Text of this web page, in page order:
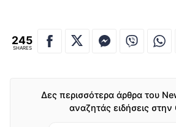
245
SHARES
Δες περισσότερα άρθρα του
αναζητάς ειδήσεις